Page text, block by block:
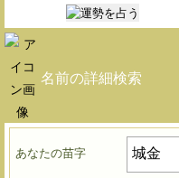
名前の詳細検索
あなたの苗字